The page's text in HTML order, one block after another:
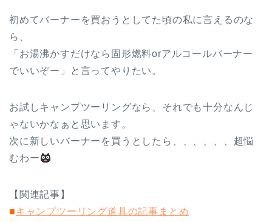
初めてバーナーを買おうとしてた頃の私に言えるのな
ら、
「お湯沸かすだけなら固形燃料orアルコールバーナー
でいいぞー」と言ってやりたい。
お試しキャンプツーリングなら、それでも十分なんじ
ゃないかなぁと思います。
次に新しいバーナーを買うとしたら、、、、、、超悩
むわー
【関連記事】
■キャンプツーリング道具の記事まとめ